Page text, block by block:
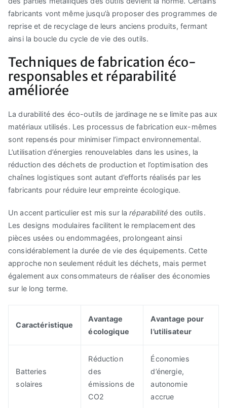
fabricants vont même jusqu’à proposer des programmes de
reprise et de recyclage de leurs anciens produits, fermant
ainsi la boucle du cycle de vie des outils.
Techniques de fabrication éco-
responsables et réparabilité
améliorée
La durabilité des éco-outils de jardinage ne se limite pas aux
matériaux utilisés. Les processus de fabrication eux-mêmes
sont repensés pour minimiser l’impact environnemental.
L’utilisation d’énergies renouvelables dans les usines, la
réduction des déchets de production et l’optimisation des
chaînes logistiques sont autant d’efforts réalisés par les
fabricants pour réduire leur empreinte écologique.
Un accent particulier est mis sur laréparabilitédes outils.
Les designs modulaires facilitent le remplacement des
pièces usées ou endommagées, prolongeant ainsi
considérablement la durée de vie des équipements. Cette
approche non seulement réduit les déchets, mais permet
également aux consommateurs de réaliser des économies
sur le long terme.
Caractéristique
Avantage
écologique
Avantage pour
l’utilisateur
Batteries
solaires
Réduction
des
émissions de
CO2
Économies
d’énergie,
autonomie
accrue